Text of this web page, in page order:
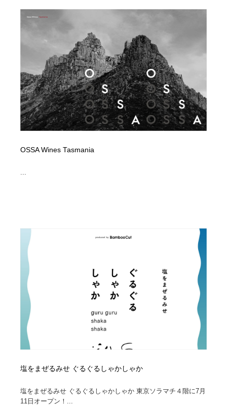
OSSA Wines Tasmania
...
塩をまぜるみせ ぐるぐるしゃかしゃか
塩をまぜるみせ ぐるぐるしゃかしゃか 東京ソラマチ４階に7月
11日オープン！...